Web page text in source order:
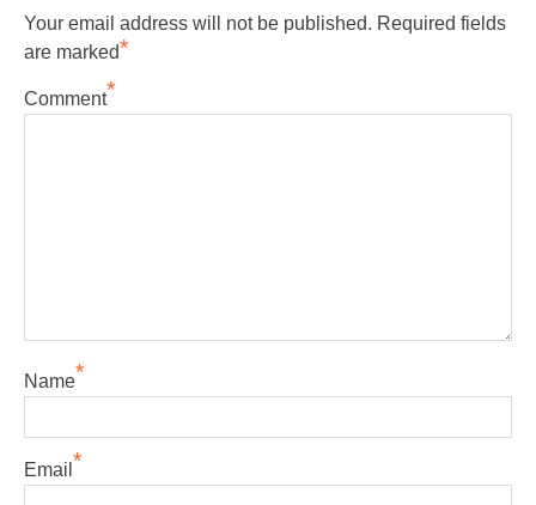
Your email address will not be published. Required fields
are marked*
Comment*
Name*
Email *